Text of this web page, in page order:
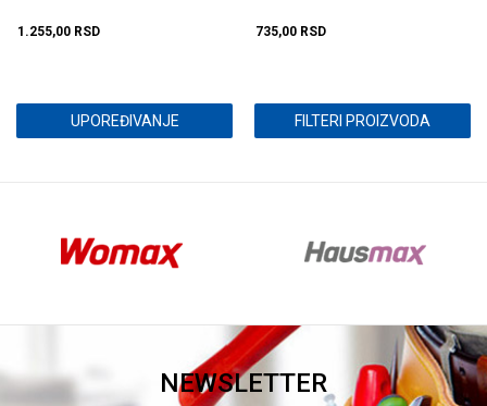
1.255,00 RSD 735,00 RSD
UPOREĐIVANJE FILTERI PROIZVODA
NEWSLETTER